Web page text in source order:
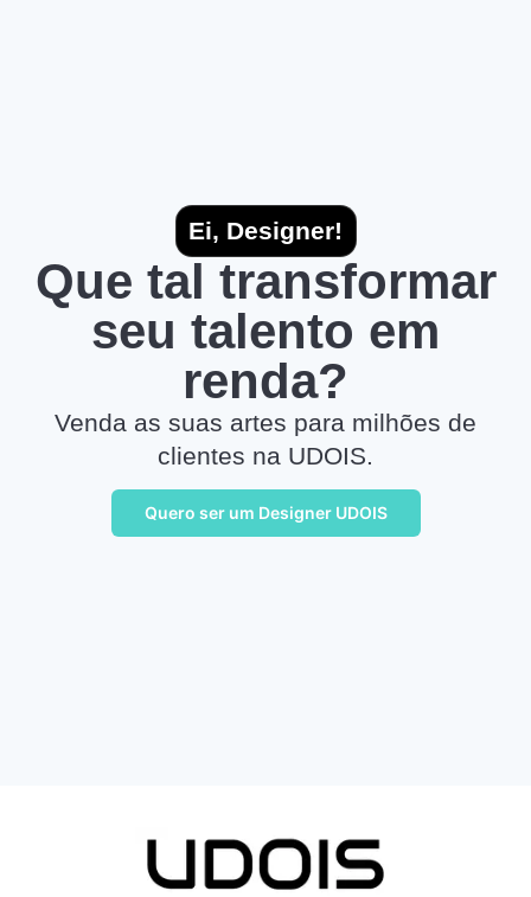
Ei, Designer!
Que tal transformar
seu talento em
renda?
Venda as suas artes para milhões de
clientes na UDOIS.
Quero ser um Designer UDOIS